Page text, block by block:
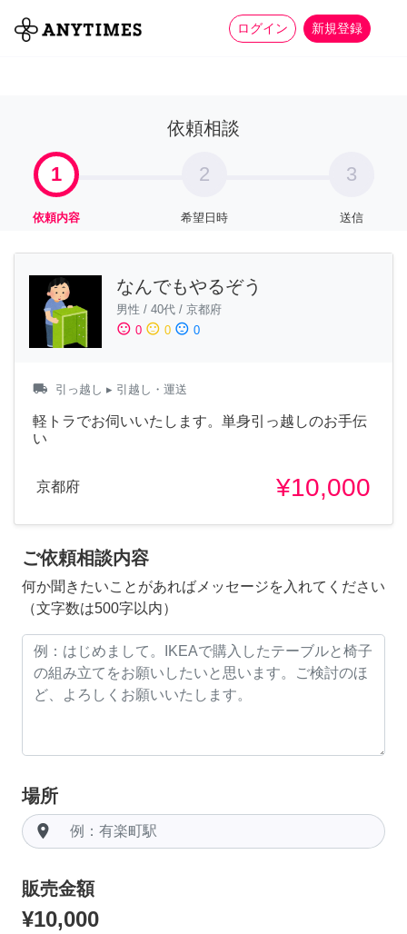
ログイン 新規登録
全て 家事 more_horiz
依頼相談
1
依頼内容
2
希望日時
3
送信
なんでもやるぞう
男性 / 40代 / 京都府
sentiment_satisfied 0 sentiment_neutral 0 sentiment_dissatisfied 0
local_shipping 引っ越し ▸ 引越し・運送
軽トラでお伺いいたします。単身引っ越しのお手伝
い
京都府 ¥10,000
ご依頼相談内容
何か聞きたいことがあればメッセージを入れてください
（文字数は500字以内）
場所
room
販売金額
¥10,000